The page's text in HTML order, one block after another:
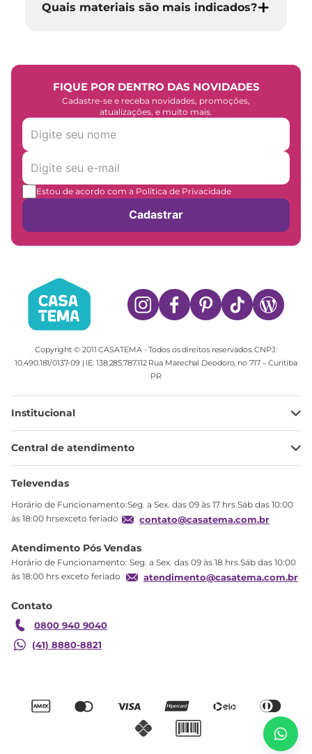
Quais materiais são mais indicados?
FIQUE POR DENTRO DAS NOVIDADES
Cadastre-se e receba novidades, promoções,
atualizações, e muito mais.
Estou de acordo com a Política de Privacidade
Cadastrar
Copyright © 2011 CASATEMA - Todos os direitos reservados. CNPJ:
10.490.181/0137-09 | IE: 138.285.787.112 Rua Marechal Deodoro, no 717 – Curitiba
PR
Institucional
Minha Conta
Meus pedidos
Troca
Garantia
Central de atendimento
Ajuda
Televendas
Horário de Funcionamento:Seg. a Sex. das 09 às 17 hrs.Sáb das 10:00
às 18:00 hrsexceto feriado
contato@casatema.com.br
Atendimento Pós Vendas
Horário de Funcionamento: Seg. a Sex. das 09 às 18 hrs.Sáb das 10:00
às 18:00 hrs exceto feriado
atendimento@casatema.com.br
Contato
0800 940 9040
(41) 8880-8821